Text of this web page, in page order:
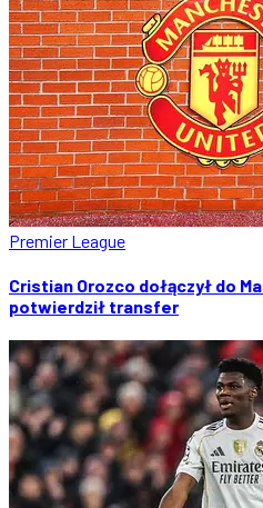
Premier League
Cristian Orozco dołączył do
potwierdził transfer